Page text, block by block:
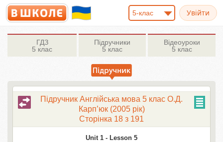
5-клас
ГДЗ
5 клас
Підручники
5 клас
Відеоуроки
5 клас
Підручник Англійська мова 5 клас О.Д.
Карп’юк (2005 рік)
Сторінка 18 з 191
Unit 1 - Lesson 5